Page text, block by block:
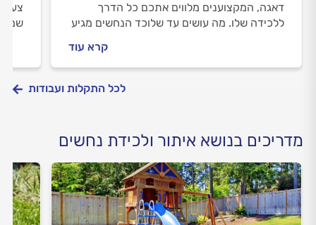
דאגה, המקצוענים מלווים אתכם כל הדרך
ללכידה שלו. מה עושים עד שלוכד הנחשים מגיע
קרא עוד
צעד
לכל התקלות ועבודות
מדריכים בנושא איתור ולכידת נחשים